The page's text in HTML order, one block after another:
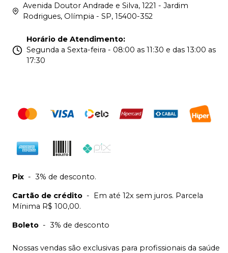
Avenida Doutor Andrade e Silva, 1221 - Jardim
Rodrigues, Olímpia - SP, 15400-352
Horário de Atendimento:
Segunda a Sexta-feira - 08:00 as 11:30 e das 13:00 as
17:30
Pix - 3% de desconto.
Cartão de crédito - Em até 12x sem juros. Parcela
Mínima R$ 100,00.
Boleto - 3% de desconto
Nossas vendas são exclusivas para profissionais da saúde